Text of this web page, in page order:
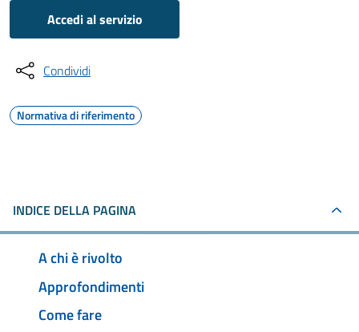
Accedi al servizio
Condividi
Normativa di riferimento
INDICE DELLA PAGINA
A chi è rivolto
Approfondimenti
Come fare